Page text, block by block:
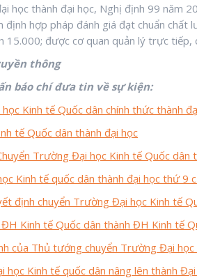
học thành đại học, Nghị định 99 năm
định hợp pháp đánh giá đạt chuẩn
15.000; được cơ quan quản lý trực tiếp,
thông
báo chí đưa tin về sự kiện:
Kinh tế Quốc dân chính thức thành
tế Quốc dân thành đại học
Trường Đại học Kinh tế Quốc dân
Kinh tế quốc dân thành đại học thứ 9
định chuyển Trường Đại học Kinh tế
Kinh tế Quốc dân thành ĐH Kinh tế
của Thủ tướng chuyển Trường Đại
học Kinh tế quốc dân nâng lên thành